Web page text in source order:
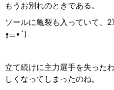
もうお別れのときである。
ソールに亀裂も入っていて、
•̥⌓•`)
立て続けに主力選手を失った
しくなってしまったのね。